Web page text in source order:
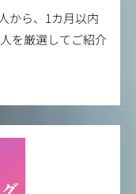
から、1カ月以内
を厳選してご紹介